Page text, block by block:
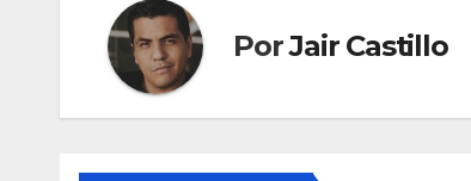
PorJair Castillo